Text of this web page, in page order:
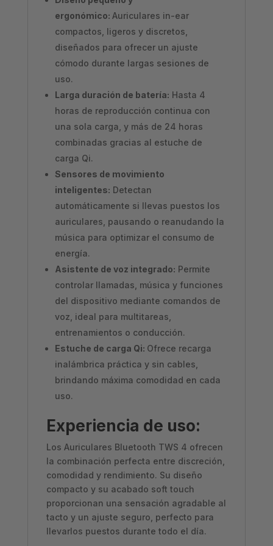
ergonómico: Auriculares in-ear
compactos, ligeros y discretos,
diseñados para ofrecer un ajuste
cómodo durante largas sesiones de
uso.
Larga duración de batería: Hasta 4
horas de reproducción continua con
una sola carga, y más de 24 horas
combinadas gracias al estuche de
carga Qi.
Sensores de movimiento
inteligentes: Detectan
automáticamente si llevas puestos los
auriculares, pausando o reanudando la
música para optimizar el consumo de
energía.
Asistente de voz integrado: Permite
controlar llamadas, música y funciones
del dispositivo mediante comandos de
voz, ideal para multitareas,
entrenamientos o conducción.
Estuche de carga Qi: Ofrece recarga
inalámbrica práctica y sin cables,
brindando máxima comodidad en cada
uso.
Experiencia de uso:
Los Auriculares Bluetooth TWS 4 ofrecen
la combinación perfecta entre discreción,
comodidad y rendimiento. Su diseño
compacto y su acabado soft touch
proporcionan una sensación agradable al
tacto y un ajuste seguro, perfecto para
llevarlos puestos durante todo el día.